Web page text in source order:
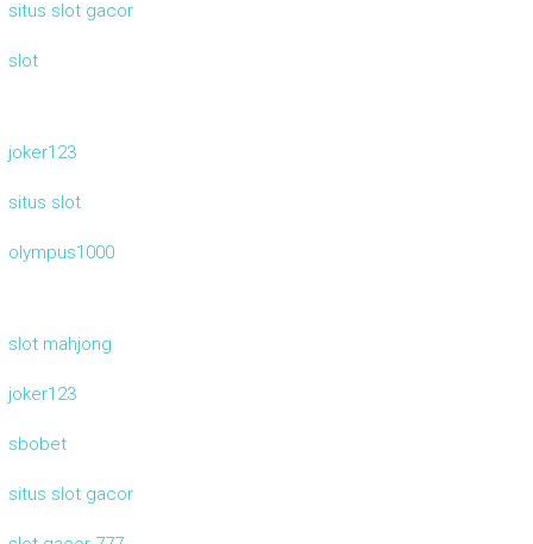
situs slot gacor
slot
joker123
situs slot
olympus1000
slot mahjong
joker123
sbobet
situs slot gacor